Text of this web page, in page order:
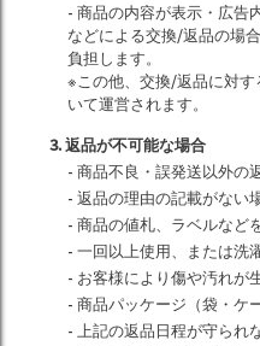
- 商品の内容が表示・広告
などによる交換/返品の場
負担します。
※この他、交換/返品に対
いて運営されます。
3. 返品が不可能な場合
- 商品不良・誤発送以外の
- 返品の理由の記載がない
- 商品の値札、ラベルなど
- 一回以上使用、または洗
- お客様により傷や汚れが
- 商品パッケージ（袋・ケ
- 上記の返品日程が守られ